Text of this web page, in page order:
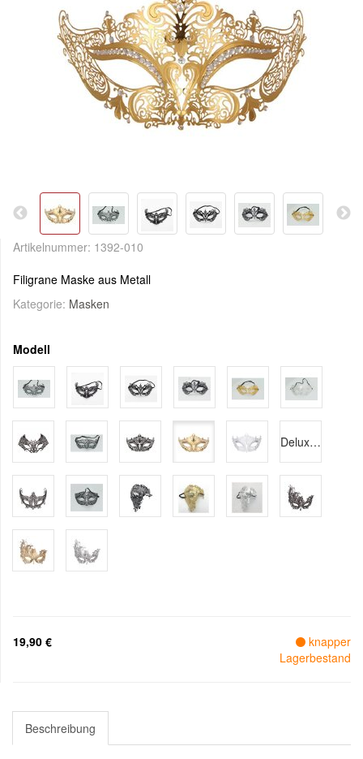
Artikelnummer: 1392-010
Filigrane Maske aus Metall
Kategorie: Masken
Modell
Delux schwarz/rot
19,90 €
knapper
Lagerbestand
Beschreibung